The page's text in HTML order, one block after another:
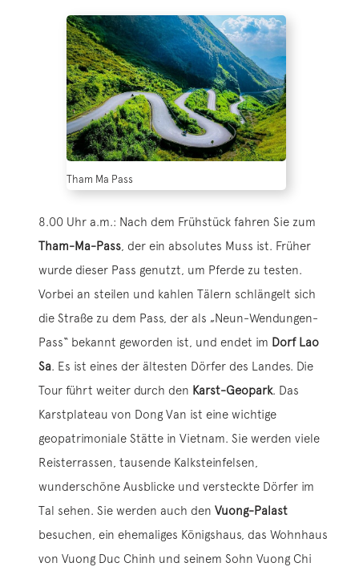
Tham Ma Pass
8.00 Uhr a.m.: Nach dem Frühstück fahren Sie zum
Tham-Ma-Pass , der ein absolutes Muss ist. Früher
wurde dieser Pass genutzt, um Pferde zu testen.
Vorbei an steilen und kahlen Tälern schlängelt sich
die Straße zu dem Pass, der als „Neun-Wendungen-
Pass“ bekannt geworden ist, und endet im Dorf Lao
Sa. Es ist eines der ältesten Dörfer des Landes. Die
Tour führt weiter durch den Karst-Geopark. Das
Karstplateau von Dong Van ist eine wichtige
geopatrimoniale Stätte in Vietnam. Sie werden viele
Reisterrassen, tausende Kalksteinfelsen,
wunderschöne Ausblicke und versteckte Dörfer im
Tal sehen. Sie werden auch den Vuong-Palast
besuchen, ein ehemaliges Königshaus, das Wohnhaus
von Vuong Duc Chinh und seinem Sohn Vuong Chi